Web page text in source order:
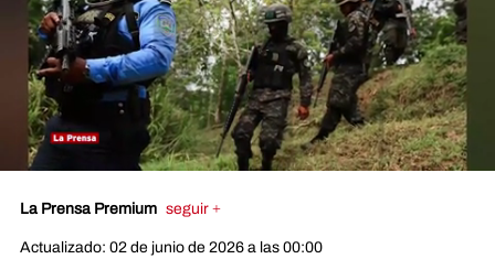
seconds
La Prensa Premium seguir +
Actualizado: 02 de junio de 2026 a las 00:00